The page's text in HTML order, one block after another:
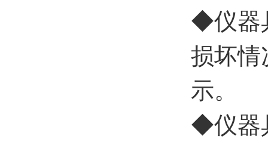
◆仪器
损坏情
示。
◆仪器